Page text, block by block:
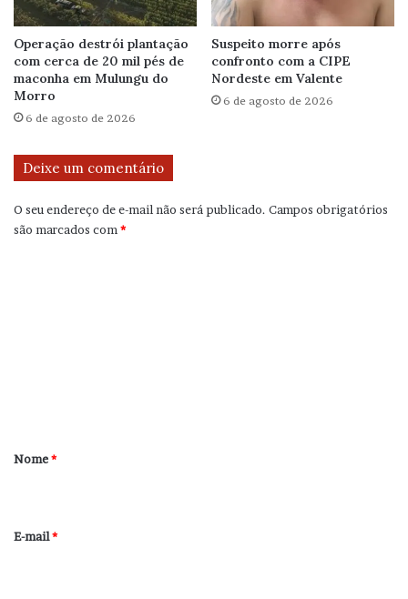
Operação destrói plantação
com cerca de 20 mil pés de
maconha em Mulungu do
Morro
6 de agosto de 2026
Suspeito morre após
confronto com a CIPE
Nordeste em Valente
6 de agosto de 2026
Deixe um comentário
O seu endereço de e-mail não será publicado. Campos obrigatórios
são marcados com *
r
*
Nome*
E-mail*